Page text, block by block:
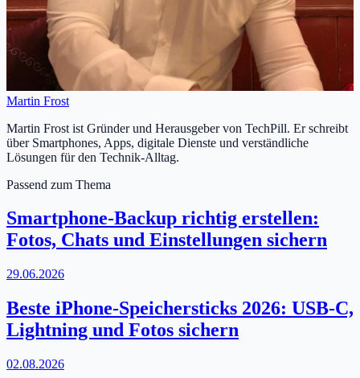
Martin Frost
Martin Frost ist Gründer und Herausgeber von TechPill. Er schreibt
über Smartphones, Apps, digitale Dienste und verständliche
Lösungen für den Technik-Alltag.
Passend zum Thema
Smartphone-Backup richtig erstellen:
Fotos, Chats und Einstellungen sichern
29.06.2026
Beste iPhone-Speichersticks 2026: USB-C,
Lightning und Fotos sichern
02.08.2026